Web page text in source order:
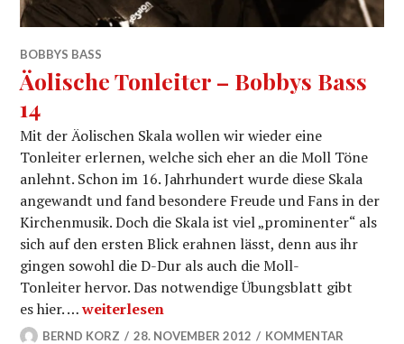
BOBBYS BASS
Äolische Tonleiter – Bobbys Bass
14
Mit der Äolischen Skala wollen wir wieder eine
Tonleiter erlernen, welche sich eher an die Moll Töne
anlehnt. Schon im 16. Jahrhundert wurde diese Skala
angewandt und fand besondere Freude und Fans in der
Kirchenmusik. Doch die Skala ist viel „prominenter“ als
sich auf den ersten Blick erahnen lässt, denn aus ihr
gingen sowohl die D-Dur als auch die Moll-
Tonleiter hervor. Das notwendige Übungsblatt gibt
es hier. …Äolische Tonleiter – Bobbys Bass 14
weiterlesen
BERND KORZ 28. NOVEMBER 2012
KOMMENTAR